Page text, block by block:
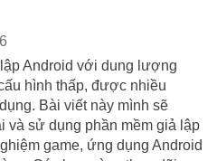
Android với dung lượng
hình thấp, được nhiều
Bài viết này mình sẽ
và sử dụng phần mềm giả lập
game, ứng dụng Android